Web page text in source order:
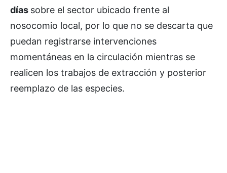
días sobre el sector ubicado frente al
nosocomio local, por lo que no se descarta que
puedan registrarse intervenciones
momentáneas en la circulación mientras se
realicen los trabajos de extracción y posterior
reemplazo de las especies.